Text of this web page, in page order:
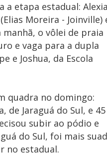
a etapa estadual: Alexia
Moreira - Joinville)
manhã, o vôlei de praia
e vaga para a dupla
e Joshua, da Escola
quadra no domingo:
de Jaraguá do Sul, e
subir ao pódio e
do Sul, foi mais
no estadual.